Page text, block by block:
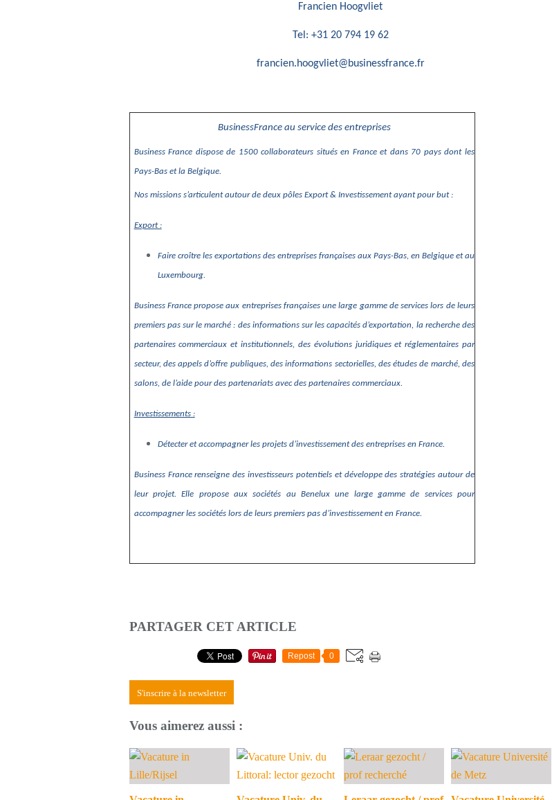
Francien Hoogvliet
Tel: +31 20 794 19 62
francien.hoogvliet@businessfrance.fr
BusinessFrance au service des entreprises
Business France dispose de 1500 collaborateurs situés en France et dans 70 pays dont les
Pays-Bas et la Belgique.
Nos missions s’articulent autour de deux pôles Export & Investissement ayant pour but :
Export :
Faire croître les exportations des entreprises françaises aux Pays-Bas, en Belgique et au
Luxembourg.
Business France propose aux entreprises françaises une large gamme de services lors de leurs
premiers pas sur le marché : des informations sur les capacités d’exportation, la recherche des
partenaires commerciaux et institutionnels, des évolutions juridiques et réglementaires par
secteur, des appels d’offre publiques, des informations sectorielles, des études de marché, des
salons, de l’aide pour des partenariats avec des partenaires commerciaux.
Investissements :
Détecter et accompagner les projets d’investissement des entreprises en France.
Business France renseigne des investisseurs potentiels et développe des stratégies autour de
leur projet. Elle propose aux sociétés au Benelux une large gamme de services pour
accompagner les sociétés lors de leurs premiers pas d’investissement en France.
PARTAGER CET ARTICLE
Repost 0
S'inscrire à la newsletter
Vous aimerez aussi :